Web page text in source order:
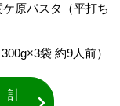
原パスタ（平打ち
袋 約9人前）
計